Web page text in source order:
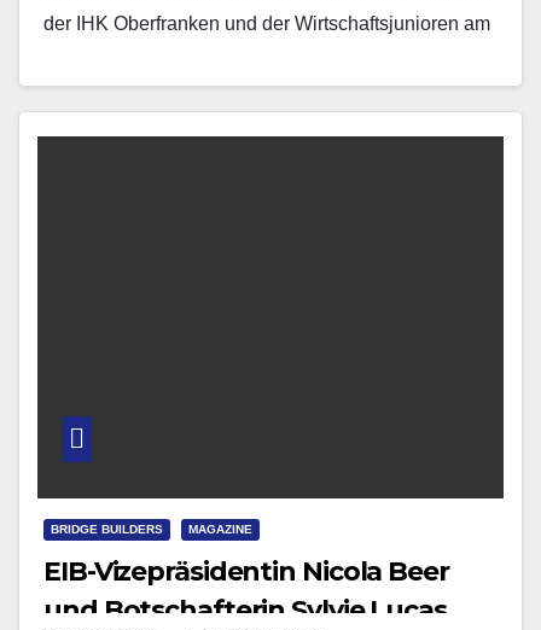
der IHK Oberfranken und der Wirtschaftsjunioren am
BRIDGE BUILDERS MAGAZINE
EIB-Vizepräsidentin Nicola Beer
und Botschafterin Sylvie Lucas